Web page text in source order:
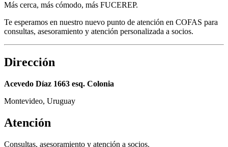
Más cerca, más cómodo, más FUCEREP.
Te esperamos en nuestro nuevo punto de atención en COFAS para
consultas, asesoramiento y atención personalizada a socios.
Dirección
Acevedo Díaz 1663 esq. Colonia
Montevideo, Uruguay
Atención
Consultas, asesoramiento y atención a socios.